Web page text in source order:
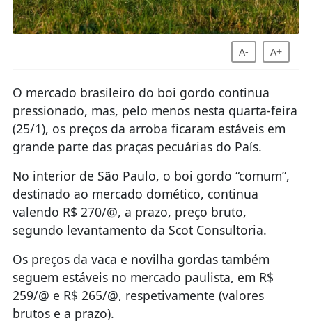
A- A+
O mercado brasileiro do boi gordo continua
pressionado, mas, pelo menos nesta quarta-feira
(25/1), os preços da arroba ficaram estáveis em
grande parte das praças pecuárias do País.
No interior de São Paulo, o boi gordo “comum”,
destinado ao mercado domético, continua
valendo R$ 270/@, a prazo, preço bruto,
segundo levantamento da Scot Consultoria.
Os preços da vaca e novilha gordas também
seguem estáveis no mercado paulista, em R$
259/@ e R$ 265/@, respetivamente (valores
brutos e a prazo).